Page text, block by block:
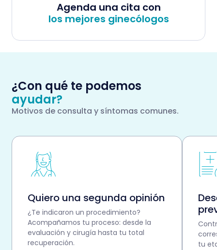
Agenda una cita con
los mejores ginecólogos
¿Con qué te podemos
ayudar?
Motivos de consulta y síntomas comunes.
Quiero una segunda opinión
¿Te indicaron un procedimiento?
Acompañamos tu proceso: desde la
evaluación y cirugía hasta tu total
recuperación.
tu